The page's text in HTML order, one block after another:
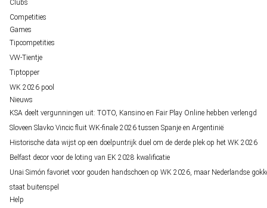
Clubs
Competities
Games
Tipcompetities
VW-Tientje
Tiptopper
WK 2026 pool
Nieuws
KSA deelt vergunningen uit: TOTO, Kansino en Fair Play Online hebben verlengd
Sloveen Slavko Vincic fluit WK-finale 2026 tussen Spanje en Argentinië
Historische data wijst op een doelpuntrijk duel om de derde plek op het WK 2026
Belfast decor voor de loting van EK 2028 kwalificatie
Unai Simón favoriet voor gouden handschoen op WK 2026, maar Nederlandse
staat buitenspel
Help